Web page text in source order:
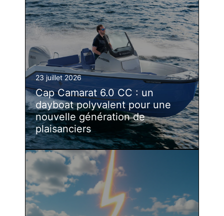
23 juillet 2026
Cap Camarat 6.0 CC : un
dayboat polyvalent pour une
nouvelle génération de
plaisanciers